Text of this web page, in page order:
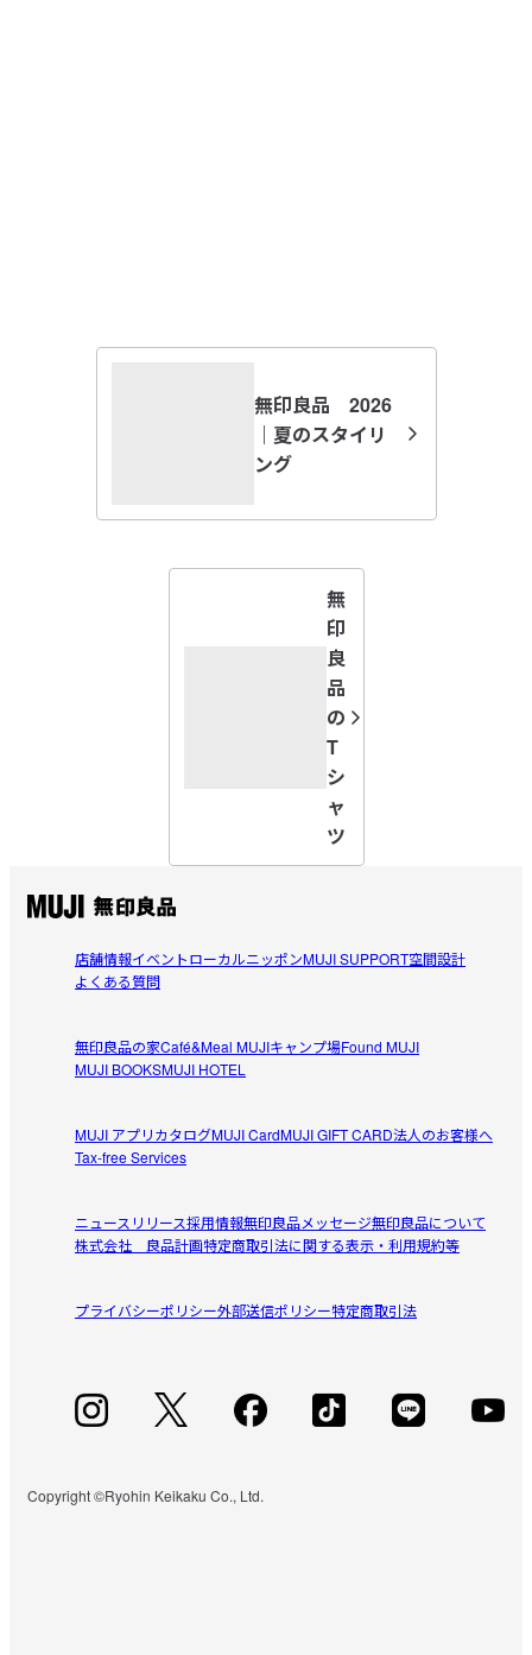
無印良品 2026
｜夏のスタイリ
ング
無
印
良
品
の
T
シ
ャ
ツ
店舗情報イベントローカルニッポンMUJI SUPPORT空間設計
よくある質問
無印良品の家Café&Meal MUJIキャンプ場Found MUJI
MUJI BOOKSMUJI HOTEL
MUJI アプリカタログMUJI CardMUJI GIFT CARD法人のお客様へ
Tax-free Services
ニュースリリース採用情報無印良品メッセージ無印良品について
株式会社 良品計画特定商取引法に関する表示・利用規約等
プライバシーポリシー外部送信ポリシー特定商取引法
Copyright ©Ryohin Keikaku Co., Ltd.